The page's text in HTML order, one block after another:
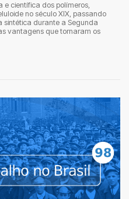
e científica dos polímeros,
no século XIX, passando
sintética durante a Segunda
vantagens que tornaram os